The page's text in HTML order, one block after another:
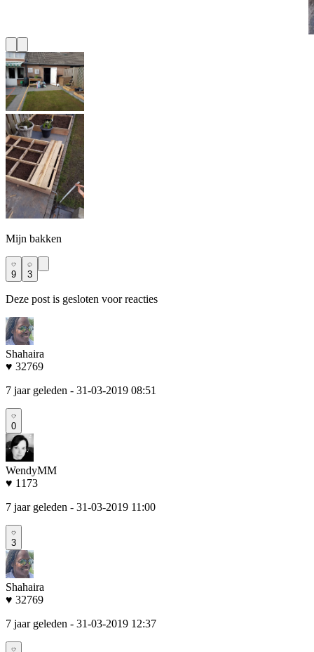
Mijn bakken
9 3
Deze post is gesloten voor reacties
Shahaira
♥ 32769
7 jaar geleden - 31-03-2019 08:51
0
WendyMM
♥ 1173
7 jaar geleden - 31-03-2019 11:00
3
Shahaira
♥ 32769
7 jaar geleden - 31-03-2019 12:37